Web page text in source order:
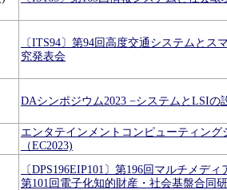
〔ITS94〕第94回高度交通システムとス
究発表会
DAシンポジウム2023 −システムとLSIの
エンタテインメントコンピューティング
（EC2023)
〔DPS196EIP101〕第196回マルチメデ
第101回電子化知的財産・社会基盤合同